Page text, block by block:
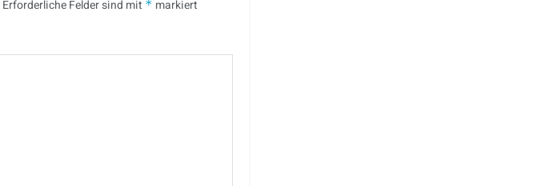
Erforderliche Felder sind mit * markiert